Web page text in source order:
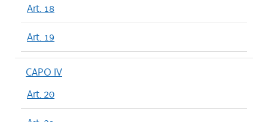
Art. 18
Art. 19
CAPO IV
Art. 20